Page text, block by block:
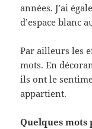
années. J’ai
d’espace blanc
Par ailleurs les
mots. En
ils ont le
appartient.
Quelques mots